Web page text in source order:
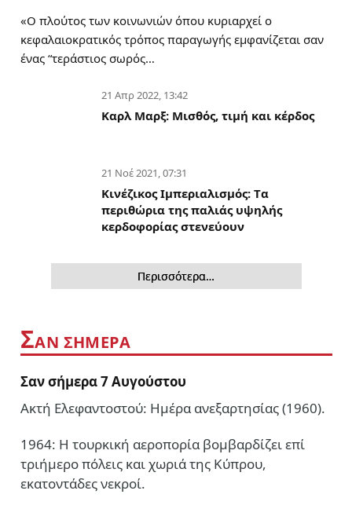
«Ο πλούτος των κοινωνιών όπου κυριαρχεί ο
κεφαλαιοκρατικός τρόπος παραγωγής εμφανίζεται σαν
ένας “τεράστιος σωρός…
21 Απρ 2022, 13:42
Καρλ Μαρξ: Μισθός, τιμή και κέρδος
21 Νοέ 2021, 07:31
Κινέζικος Ιμπεριαλισμός: Tα
περιθώρια της παλιάς υψηλής
κερδοφορίας στενεύουν
Περισσότερα…
ΣΑΝ ΣΗΜΕΡΑ
Σαν σήμερα 7 Αυγούστου
Ακτή Ελεφαντοστού: Ημέρα ανεξαρτησίας (1960).
1964: Η τουρκική αεροπορία βομβαρδίζει επί
τριήμερο πόλεις και χωριά της Κύπρου,
εκατοντάδες νεκροί.